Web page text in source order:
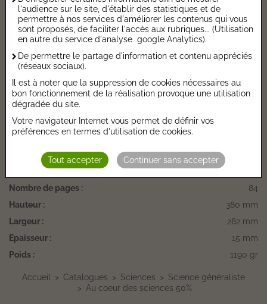
à plonger au cœur des sciences ?"
Caractéristiques de l'ouvrage
Catégorie :
Documentaires jeunesses
Date de parution :
Auteur :
Loris STELLA
Editeur :
Autres Informations
Taux de TVA :
Prix €.HT :
Nombre de pages :
84
Hauteur :
380 mm
Largeur :
282 mm
Epaisseur :
15 mm
Poids :
1190 gr
Accueil Catalogues Sciences
Science généraliste
Au coeur des sciences 50%
l'audience sur le site, d'établir des statistiques et de
permettre à nos services d'améliorer les contenus qui vous
sont proposés, de faciliter l'accès aux rubriques... (Utilisation
en autre du service d'analyse google Analytics).
De permettre le partage d'information et contenu appréciés
(réseaux sociaux).
Il est à noter que la suppression de cookies nécessaires au
bon fonctionnement de la réalisation provoque une utilisation
dégradée du site.
Votre navigateur Internet vous permet de définir vos
préférences en termes d'utilisation de cookies.
Tout accepter Continuer sans accepter